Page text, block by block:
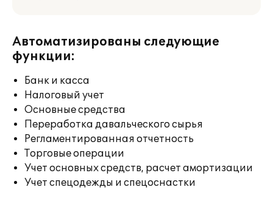
Автоматизированы следующие
функции:
Банк и касса
Налоговый учет
Основные средства
Переработка давальческого сырья
Регламентированная отчетность
Торговые операции
Учет основных средств, расчет амортизации
Учет спецодежды и спецоснастки